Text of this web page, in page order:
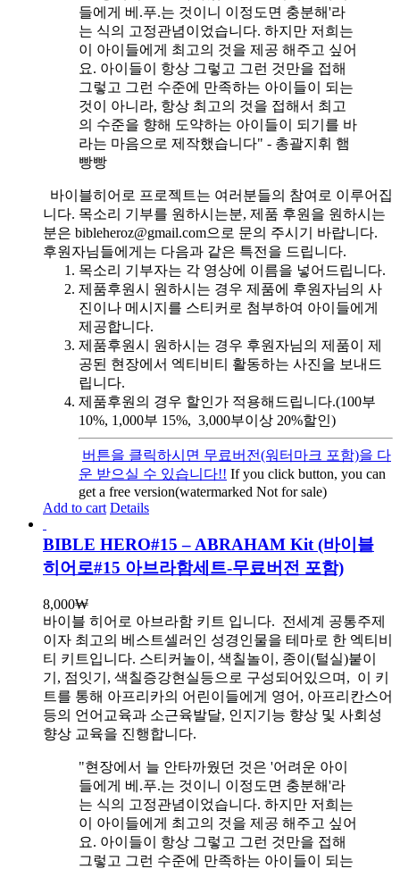
들에게 베.푸.는 것이니 이정도면 충분해'라
는 식의 고정관념이었습니다. 하지만 저희는
이 아이들에게 최고의 것을 제공 해주고 싶어
요. 아이들이 항상 그렇고 그런 것만을 접해
그렇고 그런 수준에 만족하는 아이들이 되는
것이 아니라, 항상 최고의 것을 접해서 최고
의 수준을 향해 도약하는 아이들이 되기를 바
라는 마음으로 제작했습니다" - 총괄지휘 햄
빵빵
바이블히어로 프로젝트는 여러분들의 참여로 이루어집
니다. 목소리 기부를 원하시는분, 제품 후원을 원하시는
분은 bibleheroz@gmail.com으로 문의 주시기 바랍니다.
후원자님들에게는 다음과 같은 특전을 드립니다.
목소리 기부자는 각 영상에 이름을 넣어드립니다.
제품후원시 원하시는 경우 제품에 후원자님의 사
진이나 메시지를 스티커로 첨부하여 아이들에게
제공합니다.
제품후원시 원하시는 경우 후원자님의 제품이 제
공된 현장에서 엑티비티 활동하는 사진을 보내드
립니다.
제품후원의 경우 할인가 적용해드립니다.(100부
10%, 1,000부 15%, 3,000부이상 20%할인)
버튼을 클릭하시면 무료버전(워터마크 포함)을 다
운 받으실 수 있습니다!! If you click button, you can
get a free version(watermarked Not for sale)
Add to cart Details
BIBLE HERO#15 – ABRAHAM Kit (바이블
히어로#15 아브라함세트-무료버전 포함)
8,000₩
바이블 히어로 아브라함 키트 입니다. 전세계 공통주제
이자 최고의 베스트셀러인 성경인물을 테마로 한 엑티비
티 키트입니다. 스티커놀이, 색칠놀이, 종이(털실)붙이
기, 점잇기, 색칠증강현실등으로 구성되어있으며, 이 키
트를 통해 아프리카의 어린이들에게 영어, 아프리칸스어
등의 언어교육과 소근육발달, 인지기능 향상 및 사회성
향상 교육을 진행합니다.
"현장에서 늘 안타까웠던 것은 '어려운 아이
들에게 베.푸.는 것이니 이정도면 충분해'라
는 식의 고정관념이었습니다. 하지만 저희는
이 아이들에게 최고의 것을 제공 해주고 싶어
요. 아이들이 항상 그렇고 그런 것만을 접해
그렇고 그런 수준에 만족하는 아이들이 되는